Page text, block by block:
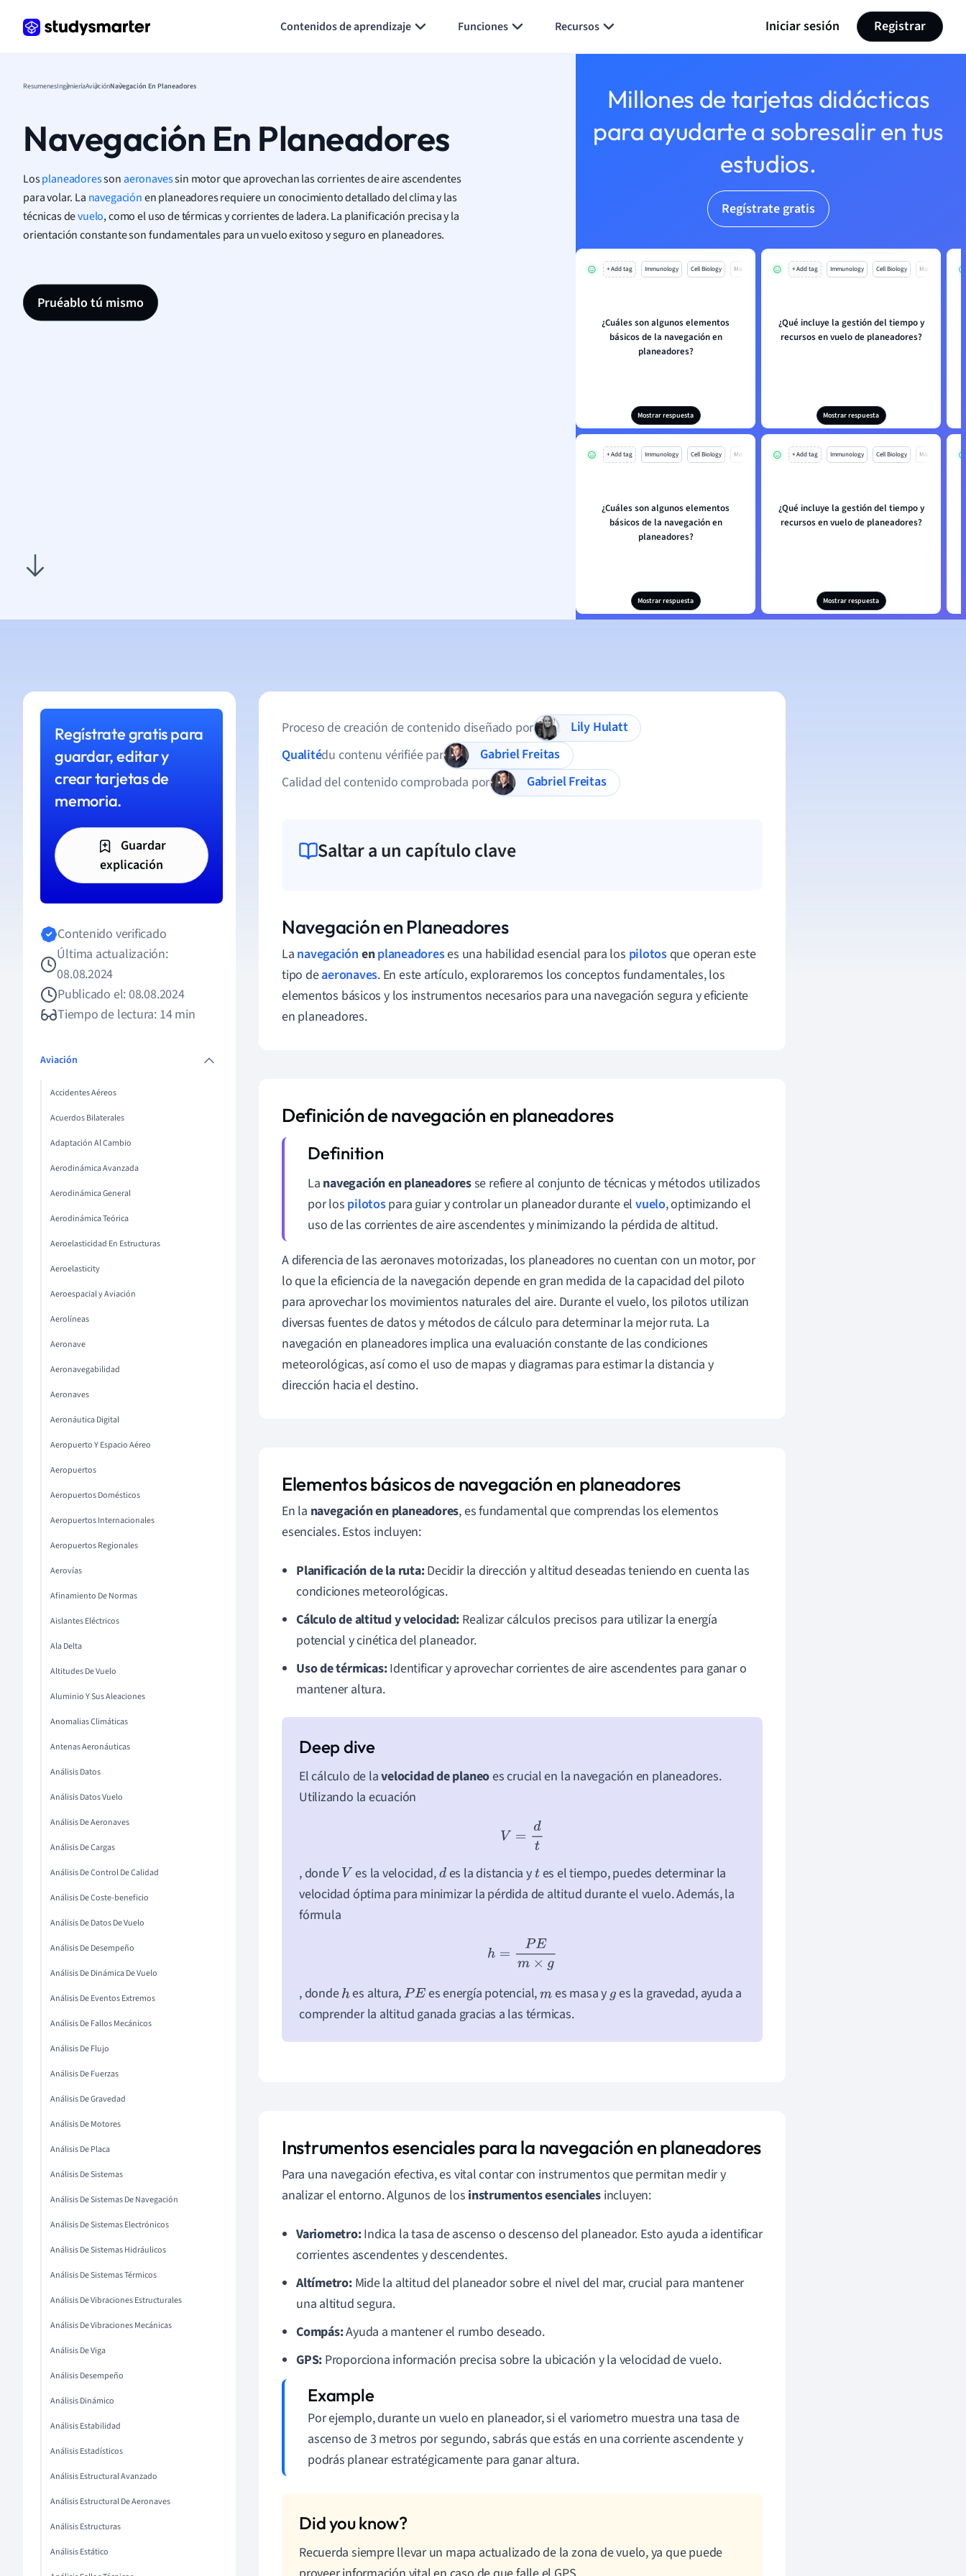
Contenidos de aprendizaje Funciones Recursos Iniciar sesión Registrar
ResumenesIngenieríaAviaciónNavegación En Planeadores
Navegación En Planeadores
Losplaneadoressonaeronavessin motor que aprovechan las corrientes de aire ascendentes
para volar. La navegaciónen planeadores requiere un conocimiento detallado del clima y las
técnicas devuelo, como el uso de térmicas y corrientes de ladera. La planificación precisa y la
orientación constante son fundamentales para un vuelo exitoso y seguro en planeadores.
Pruéablo tú mismo
Millones de tarjetas didácticas
para ayudarte a sobresalir en tus
estudios.
Regístrate gratis
+ Add tag Immunology Cell Biology Mo
¿Cuáles son algunos elementos
básicos de la navegación en
planeadores?
Mostrar respuesta
+ Add tag Immunology Cell Biology Mo
¿Qué incluye la gestión del tiempo y
recursos en vuelo de planeadores?
Mostrar respuesta
+ Add tag Immunology Cell Biology Mo
¿Cuáles son algunos elementos
básicos de la navegación en
planeadores?
Mostrar respuesta
+ Add tag Immunology Cell Biology Mo
¿Qué incluye la gestión del tiempo y
recursos en vuelo de planeadores?
Mostrar respuesta
Regístrate gratis para
guardar, editar y
crear tarjetas de
memoria.
Guardar
explicación
Contenido verificado
Última actualización:
08.08.2024
Publicado el: 08.08.2024
Tiempo de lectura: 14 min
Aviación
Accidentes Aéreos
Acuerdos Bilaterales
Adaptación Al Cambio
Aerodinámica Avanzada
Aerodinámica General
Aerodinámica Teórica
Aeroelasticidad En Estructuras
Aeroelasticity
Aeroespacial y Aviación
Aerolíneas
Aeronave
Aeronavegabilidad
Aeronaves
Aeronáutica Digital
Aeropuerto Y Espacio Aéreo
Aeropuertos
Aeropuertos Domésticos
Aeropuertos Internacionales
Aeropuertos Regionales
Aerovías
Afinamiento De Normas
Aislantes Eléctricos
Ala Delta
Altitudes De Vuelo
Aluminio Y Sus Aleaciones
Anomalias Climáticas
Antenas Aeronáuticas
Análisis Datos
Análisis Datos Vuelo
Análisis De Aeronaves
Análisis De Cargas
Análisis De Control De Calidad
Análisis De Coste-beneficio
Análisis De Datos De Vuelo
Análisis De Desempeño
Análisis De Dinámica De Vuelo
Análisis De Eventos Extremos
Análisis De Fallos Mecánicos
Análisis De Flujo
Análisis De Fuerzas
Análisis De Gravedad
Análisis De Motores
Análisis De Placa
Análisis De Sistemas
Análisis De Sistemas De Navegación
Análisis De Sistemas Electrónicos
Análisis De Sistemas Hidráulicos
Análisis De Sistemas Térmicos
Análisis De Vibraciones Estructurales
Análisis De Vibraciones Mecánicas
Análisis De Viga
Análisis Desempeño
Análisis Dinámico
Análisis Estabilidad
Análisis Estadísticos
Análisis Estructural Avanzado
Análisis Estructural De Aeronaves
Análisis Estructuras
Análisis Estático
Proceso de creación de contenido diseñado por
Lily Hulatt
Qualitédu contenu vérifiée par
Gabriel Freitas
Calidad del contenido comprobada por
Gabriel Freitas
Saltar a un capítulo clave
Navegación en Planeadores
La navegación enplaneadoreses una habilidad esencial para los pilotosque operan este
tipo deaeronaves. En este artículo, exploraremos los conceptos fundamentales, los
elementos básicos y los instrumentos necesarios para una navegación segura y eficiente
en planeadores.
Definición de navegación en planeadores
La navegación en planeadoresse refiere al conjunto de técnicas y métodos utilizados
por los pilotospara guiar y controlar un planeador durante elvuelo, optimizando el
uso de las corrientes de aire ascendentes y minimizando la pérdida de altitud.
A diferencia de las aeronaves motorizadas, los planeadores no cuentan con un motor, por
lo que la eficiencia de la navegación depende en gran medida de la capacidad del piloto
para aprovechar los movimientos naturales del aire. Durante el vuelo, los pilotos utilizan
diversas fuentes de datos y métodos de cálculo para determinar la mejor ruta. La
navegación en planeadores implica una evaluación constante de las condiciones
meteorológicas, así como el uso de mapas y diagramas para estimar la distancia y
dirección hacia el destino.
Elementos básicos de navegación en planeadores
En la navegación en planeadores, es fundamental que comprendas los elementos
esenciales. Estos incluyen:
Planificación de la ruta:Decidir la dirección y altitud deseadas teniendo en cuenta las
condiciones meteorológicas.
Cálculo de altitud y velocidad: Realizar cálculos precisos para utilizar la energía
potencial y cinética del planeador.
Uso de térmicas:Identificar y aprovechar corrientes de aire ascendentes para ganar o
mantener altura.
El cálculo de lavelocidad de planeoes crucial en la navegación en planeadores.
Utilizando la ecuación
V=d t
, donde V es la velocidad,des la distancia ytes el tiempo, puedes determinar la
velocidad óptima para minimizar la pérdida de altitud durante el vuelo. Además, la
fórmula
h= PEm×g
, dondehes altura,PE es energía potencial,m es masa yges la gravedad, ayuda a
comprender la altitud ganada gracias a las térmicas.
Instrumentos esenciales para la navegación en planeadores
Para una navegación efectiva, es vital contar con instrumentos que permitan medir y
analizar el entorno. Algunos de los instrumentos esenciales incluyen:
Variometro:Indica la tasa de ascenso o descenso del planeador. Esto ayuda a identificar
corrientes ascendentes y descendentes.
Altímetro:Mide la altitud del planeador sobre el nivel del mar, crucial para mantener
una altitud segura.
Compás:Ayuda a mantener el rumbo deseado.
GPS: Proporciona información precisa sobre la ubicación y la velocidad de vuelo.
Por ejemplo, durante un vuelo en planeador, si el variometro muestra una tasa de
ascenso de 3 metros por segundo, sabrás que estás en una corriente ascendente y
podrás planear estratégicamente para ganar altura.
Recuerda siempre llevar un mapa actualizado de la zona de vuelo, ya que puede